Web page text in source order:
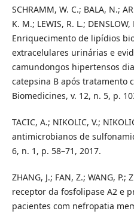
SCHRAMM, W. C.; BALA, N.;
K. M.; LEWIS, R. L.;
Enriquecimento de lipídios
extracelulares urinárias e
camundongos hipertensos
catepsina B após tratamento
Biomedicines, v. 12, n. 5, p.
TACIC, A.; NIKOLIC, V.;
antimicrobianos de
6, n. 1, p. 58–71, 2017.
ZHANG, J.; FAN, Z.; WANG,
receptor da fosfolipase A2 e
pacientes com nefropatia